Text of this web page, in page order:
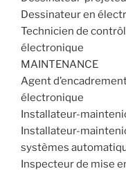
Dessinateur en
Technicien de
électronique
MAINTENANCE
Agent
électronique
Installateur-
Installateur-
systèmes
Inspecteur de mise